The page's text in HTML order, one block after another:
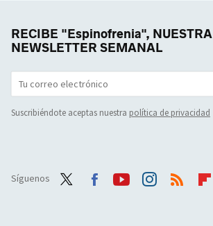
RECIBE "Espinofrenia", NUESTRA
NEWSLETTER SEMANAL
Suscribiéndote aceptas nuestra política de privacidad
Síguenos